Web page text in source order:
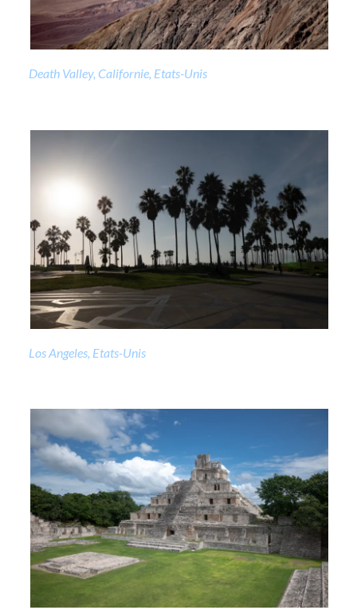
Death Valley, Californie, Etats-Unis
Los Angeles, Etats-Unis